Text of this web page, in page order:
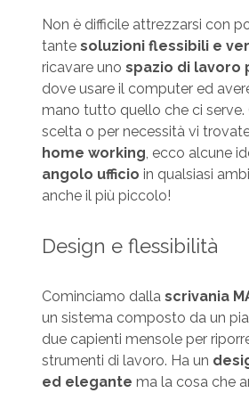
Non è difficile attrezzarsi con
tante soluzioni flessibili e
ricavare uno spazio di lavoro
dove usare il computer ed
mano tutto quello che ci serve.
scelta o per necessità vi
home working, ecco alcune
angolo ufficio in qualsiasi
anche il più piccolo!
Design e flessibilità
Cominciamo dalla scrivania
un sistema composto da un
due capienti mensole per
strumenti di lavoro. Ha un
ed elegante ma la cosa che